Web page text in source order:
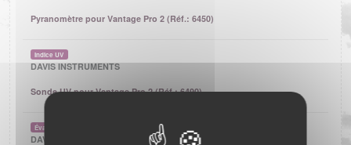
Pyranomètre pour Vantage Pro 2 (Réf.: 6450)
Indice UV
DAVIS INSTRUMENTS
Sonde UV pour Vantage Pro 2 (Réf.: 6490)
Évapotranspiration
DAVIS INSTRUMENTS